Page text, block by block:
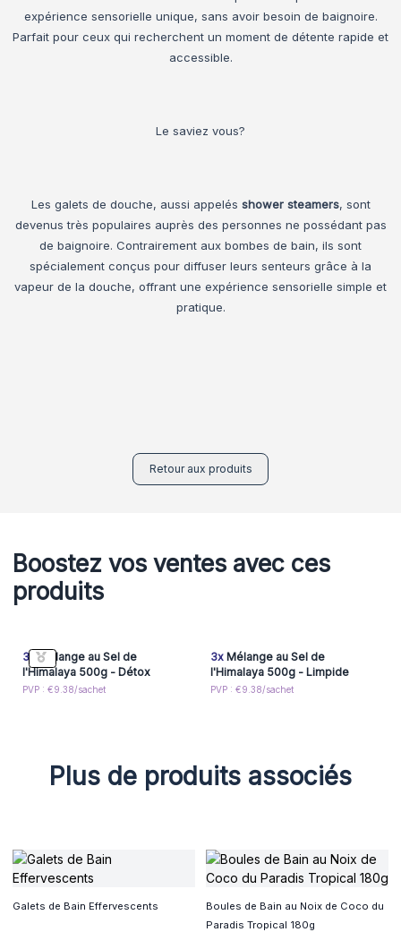
expérience sensorielle unique, sans avoir besoin de baignoire.
Parfait pour ceux qui recherchent un moment de détente rapide et
accessible.
Le saviez vous?
Les galets de douche, aussi appelés shower steamers, sont
devenus très populaires auprès des personnes ne possédant pas
de baignoire. Contrairement aux bombes de bain, ils sont
spécialement conçus pour diffuser leurs senteurs grâce à la
vapeur de la douche, offrant une expérience sensorielle simple et
pratique.
Retour aux produits
Boostez vos ventes avec ces
produits
3x Mélange au Sel de
l'Himalaya 500g - Détox
PVP : €9.38/sachet
3xMélange au Sel de
l'Himalaya 500g - Limpide
PVP : €9.38/sachet
Plus de produits associés
Galets de Bain Effervescents
Boules de Bain au Noix de Coco du
Paradis Tropical 180g